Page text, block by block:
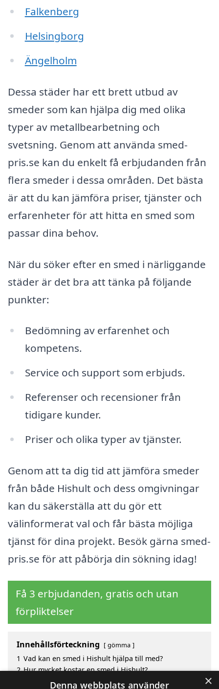
Falkenberg
Helsingborg
Ängelholm
Dessa städer har ett brett utbud av
smeder som kan hjälpa dig med olika
typer av metallbearbetning och
svetsning. Genom att använda smed-
pris.se kan du enkelt få erbjudanden från
flera smeder i dessa områden. Det bästa
är att du kan jämföra priser, tjänster och
erfarenheter för att hitta en smed som
passar dina behov.
När du söker efter en smed i närliggande
städer är det bra att tänka på följande
punkter:
Bedömning av erfarenhet och
kompetens.
Service och support som erbjuds.
Referenser och recensioner från
tidigare kunder.
Priser och olika typer av tjänster.
Genom att ta dig tid att jämföra smeder
från både Hishult och dess omgivningar
kan du säkerställa att du gör ett
välinformerat val och får bästa möjliga
tjänst för dina projekt. Besök gärna smed-
pris.se för att påbörja din sökning idag!
Få 3 erbjudanden, gratis och utan
förpliktelser
Innehållsförteckning gömma
1 Vad kan en smed i Hishult hjälpa till med?
2 Hur mycket kostar en smed i Hishult?
Fördelar med att välja smed i Hishult
×
Denna webbplats använder